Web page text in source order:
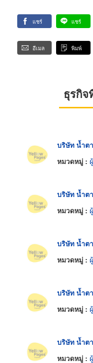
แชร์ แชร์
อีเมล พิมพ์
ธุรกิ
บริษัท น้ำต
หมวดหมู่ :
บริษัท น้ำต
หมวดหมู่ :
บริษัท น้ำต
หมวดหมู่ :
บริษัท น้ำต
หมวดหมู่ :
บริษัท น้ำต
หมวดหมู่ :